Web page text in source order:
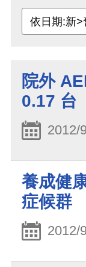
院外
0.17 台
2012/
養成健
症候群
2012/